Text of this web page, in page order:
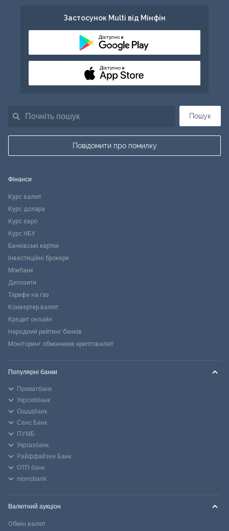
Пошук
Повідомити про помилку
Застосунок Multi від Мінфін
Доступно в
Доступно в
Фінанси
Курс валют
Курс долара
Курс євро
Курс НБУ
Банківські картки
Інвестиційні брокери
Міжбанк
Депозити
Тарифи на газ
Конвертер валют
Кредит онлайн
Народний рейтинг банків
Моніторинг обмінників криптовалют
Популярні банки
Приватбанк
Укрсиббанк
Ощадбанк
Сенс Банк
ПУМБ
Укргазбанк
Райффайзен Банк
ОТП банк
monobank
Валютний аукціон
Обмін валют